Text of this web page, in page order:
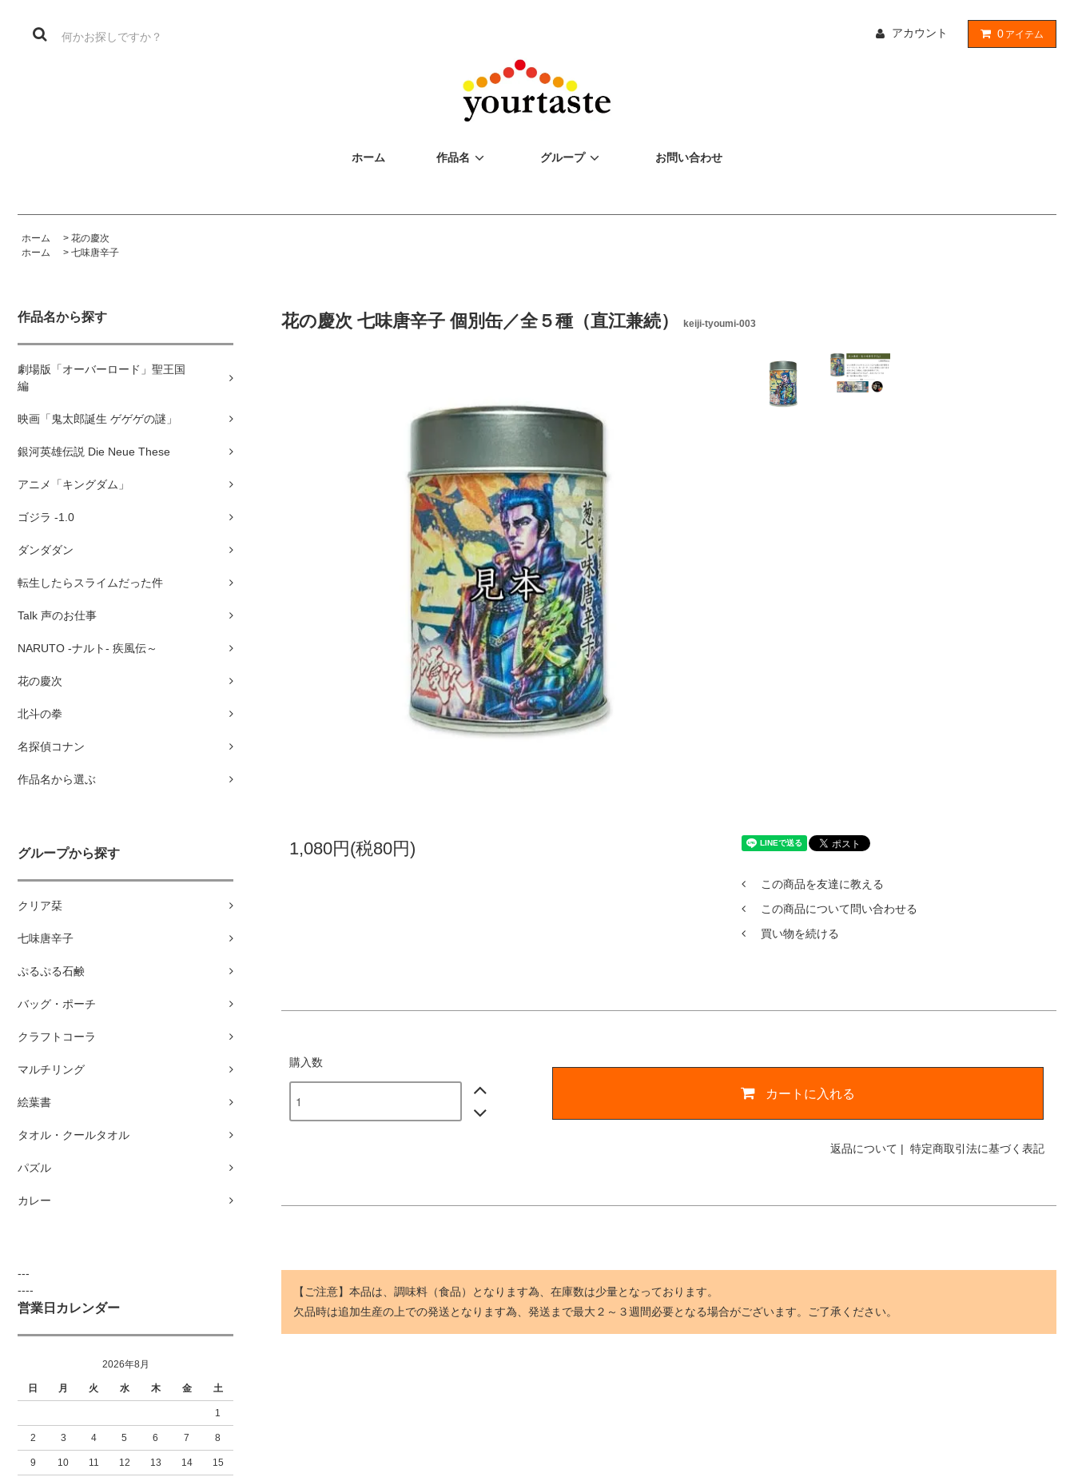
アカウント 0 アイテム
ホーム 作品名 グループ お問い合わせ
ホーム > 花の慶次
ホーム
> 七味唐辛子
作品名から探す
劇場版「オーバーロード」聖王国
編
映画「鬼太郎誕生 ゲゲゲの謎」
銀河英雄伝説 Die Neue These
アニメ「キングダム」
ゴジラ -1.0
ダンダダン
転生したらスライムだった件
Talk 声のお仕事
NARUTO -ナルト- 疾風伝～
花の慶次
北斗の拳
名探偵コナン
作品名から選ぶ
グループから探す
クリア栞
七味唐辛子
ぷるぷる石鹸
バッグ・ポーチ
クラフトコーラ
マルチリング
絵葉書
タオル・クールタオル
パズル
カレー
---
----
営業日カレンダー
2026年8月
日 月 火 水 木 金 土
1
2 3 4 5 6 7 8
9 10 11 12 13 14 15
花の慶次 七味唐辛子 個別缶／全５種（直江兼続） keiji-tyoumi-003
1,080円(税80円)
この商品を友達に教える
この商品について問い合わせる
買い物を続ける
購入数
カートに入れる
返品について | 特定商取引法に基づく表記
【ご注意】本品は、調味料（食品）となります為、在庫数は少量となっております。
欠品時は追加生産の上での発送となります為、発送まで最大２～３週間必要となる場合がございます。ご了承ください。